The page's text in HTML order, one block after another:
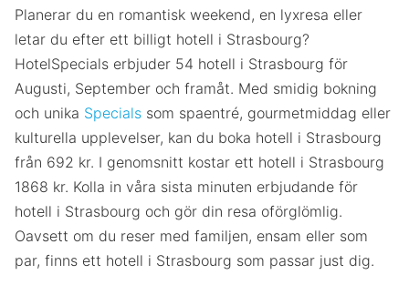
Planerar du en romantisk weekend, en lyxresa eller
letar du efter ett billigt hotell i Strasbourg?
HotelSpecials erbjuder 54 hotell i Strasbourg för
Augusti, September och framåt. Med smidig bokning
och unika Specials som spaentré, gourmetmiddag eller
kulturella upplevelser, kan du boka hotell i Strasbourg
från 692 kr. I genomsnitt kostar ett hotell i Strasbourg
1868 kr. Kolla in våra sista minuten erbjudande för
hotell i Strasbourg och gör din resa oförglömlig.
Oavsett om du reser med familjen, ensam eller som
par, finns ett hotell i Strasbourg som passar just dig.